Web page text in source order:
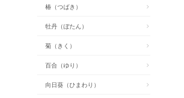
椿（つばき）
牡丹（ぼたん）
菊（きく）
百合（ゆり）
向日葵（ひまわり）